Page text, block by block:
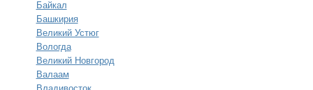
Байкал
Башкирия
Великий Устюг
Вологда
Великий Новгород
Валаам